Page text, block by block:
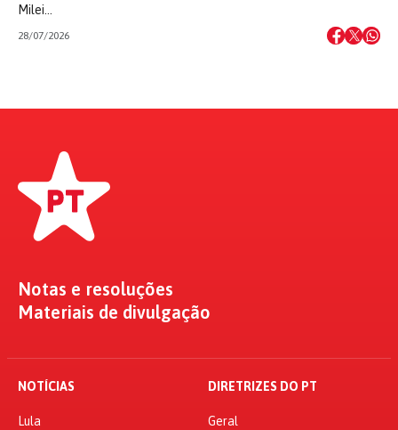
Milei…
28/07/2026
Notas e resoluções
Materiais de divulgação
NOTÍCIAS
Lula
DIRETRIZES DO PT
Geral